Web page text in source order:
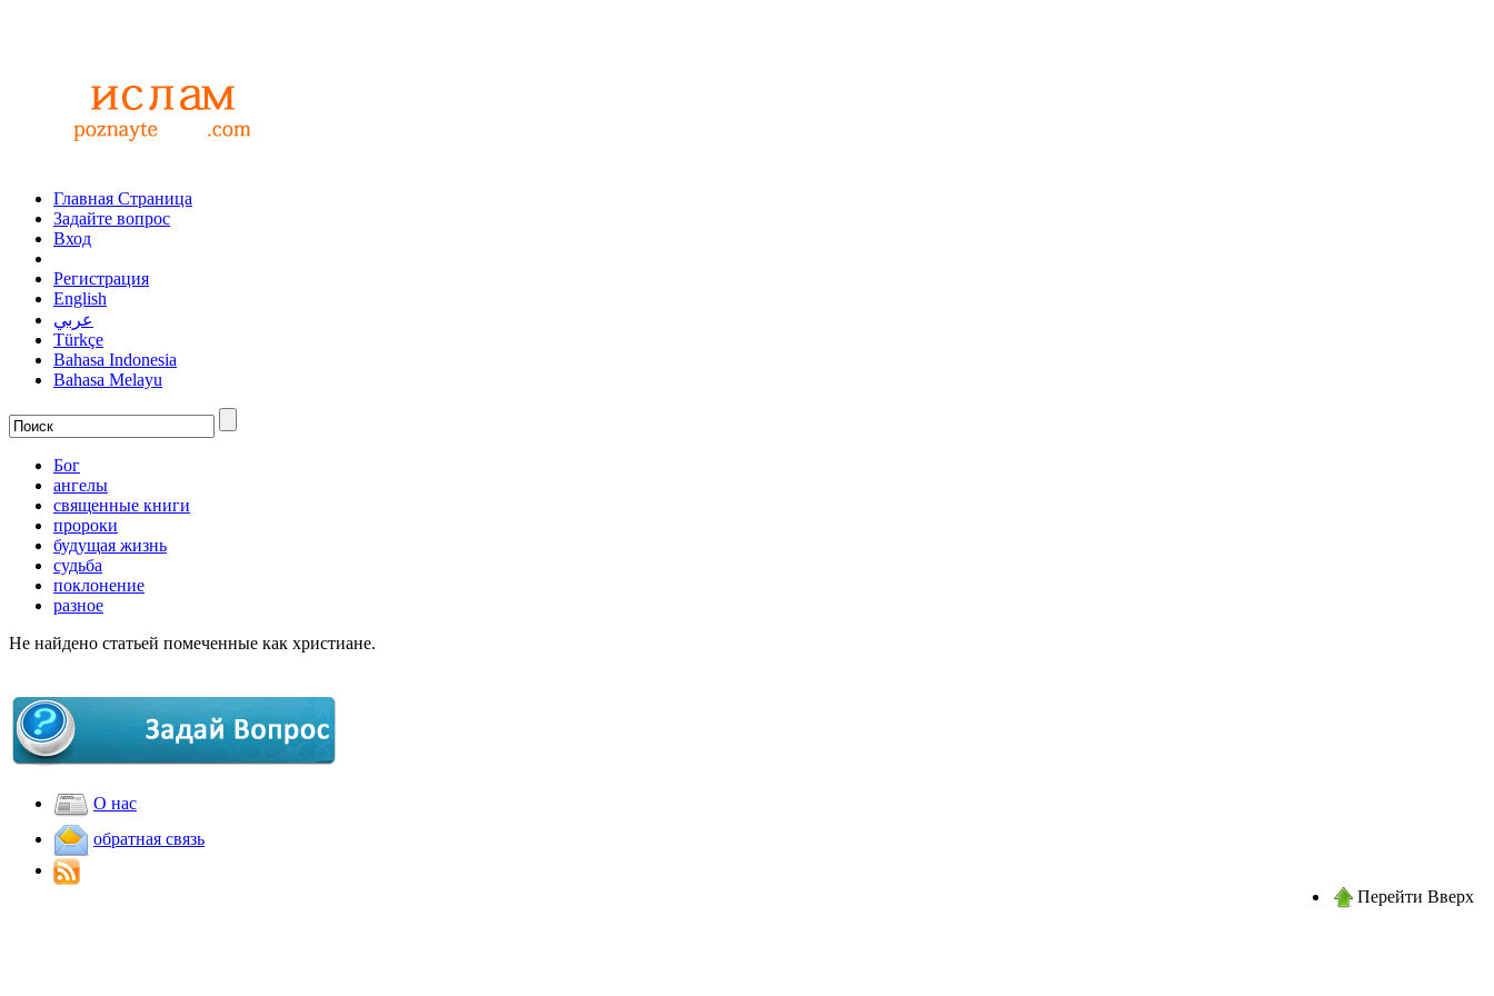
Главная Страница
Задайте вопрос
Вход
Регистрация
English
عربي
Türkçe
Bahasa Indonesia
Bahasa Melayu
Бог
ангелы
священные книги
пророки
будущая жизнь
судьба
поклонение
разное
Не найдено статьей помеченные как христиане.
О нас
обратная связь
Перейти Вверх